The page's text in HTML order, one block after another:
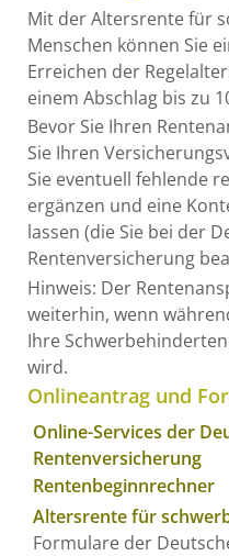
Mit der Altersrente für
Menschen können Sie
Erreichen der
einem Abschlag bis zu
Bevor Sie Ihren
Sie Ihren
Sie eventuell fehlende
ergänzen und eine
lassen (die Sie bei der
Rentenversicherung
Hinweis: Der
weiterhin, wenn
Ihre
wird.
Onlineantrag und
Online-Services der
Rentenversicherung
Rentenbeginnrechner
Altersrente für
Formulare der